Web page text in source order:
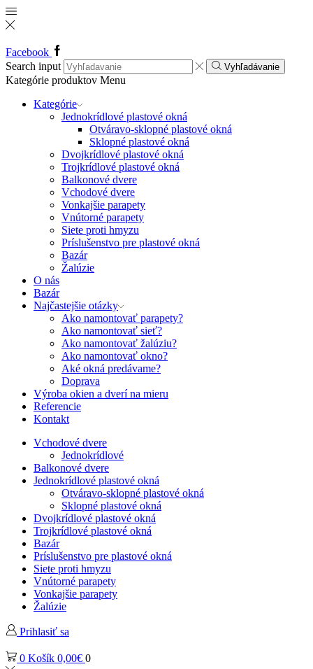
Facebook
Search input
Vyhľadávanie
Kategórie produktov Menu
Kategórie
Jednokrídlové plastové okná
Otváravo-sklopné plastové okná
Sklopné plastové okná
Dvojkrídlové plastové okná
Trojkrídlové plastové okná
Balkonové dvere
Vchodové dvere
Vonkajšie parapety
Vnútorné parapety
Siete proti hmyzu
Príslušenstvo pre plastové okná
Bazár
Žalúzie
O nás
Bazár
Najčastejšie otázky
Ako namontovať parapety?
Ako namontovať sieť?
Ako namontovať žalúziu?
Ako namontovať okno?
Aké okná predávame?
Doprava
Výroba okien a dverí na mieru
Referencie
Kontakt
Vchodové dvere
Jednokrídlové
Balkonové dvere
Jednokrídlové plastové okná
Otváravo-sklopné plastové okná
Sklopné plastové okná
Dvojkrídlové plastové okná
Trojkrídlové plastové okná
Bazár
Príslušenstvo pre plastové okná
Siete proti hmyzu
Vnútorné parapety
Vonkajšie parapety
Žalúzie
Prihlasiť sa
0 Košík 0,00€ 0